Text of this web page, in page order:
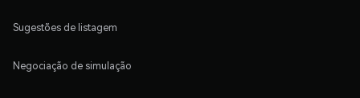
Sugestões de listagem
Negociação de simulação